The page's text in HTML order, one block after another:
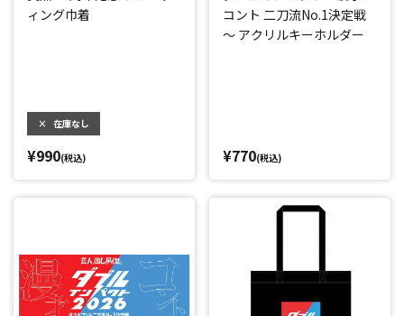
ィング巾着
× 在庫なし
¥990(税込)
コント 二刀流No.1決定戦
～ アクリルキーホルダー
¥770(税込)